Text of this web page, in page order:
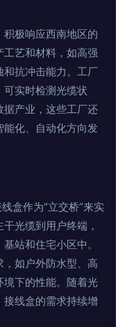
极响应西南地区的
艺和材料，如高强
和抗冲击能力。工厂
实时检测光缆状
产业，这些工厂还
化、自动化方向发
盒作为“立交桥”来实
光缆到用户终端，
站和住宅小区中。
如户外防水型、高
境下的性能。随着光
线盒的需求持续增